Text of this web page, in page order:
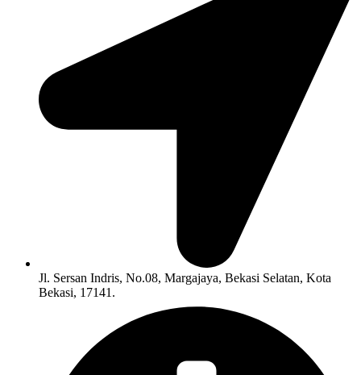
Jl. Sersan Indris, No.08, Margajaya, Bekasi Selatan, Kota
Bekasi, 17141.